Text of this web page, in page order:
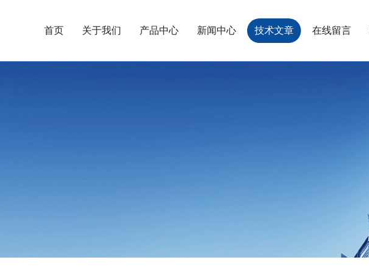
首页 关于我们 产品中心 新闻中心 技术文章 在线留言